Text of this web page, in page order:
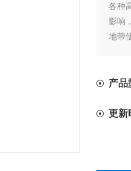
各种
影响
地带
产品
更新